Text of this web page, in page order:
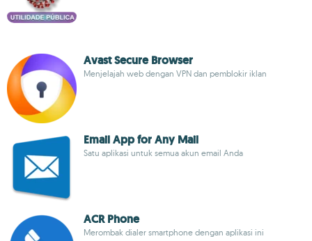
Avast Secure Browser
Menjelajah web dengan VPN dan pemblokir iklan
Email App for Any Mail
Satu aplikasi untuk semua akun email Anda
ACR Phone
Merombak dialer smartphone dengan aplikasi ini